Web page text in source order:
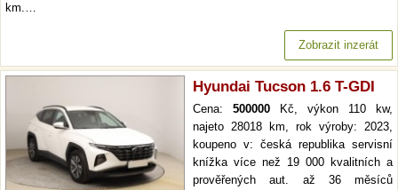
km.…
Zobrazit inzerát
Hyundai Tucson 1.6 T-GDI
Cena: 500000 Kč, výkon 110 kw,
najeto 28018 km, rok výroby: 2023,
koupeno v: česká republika servisní
knížka více než 19 000 kvalitních a
prověřených aut. až 36 měsíců